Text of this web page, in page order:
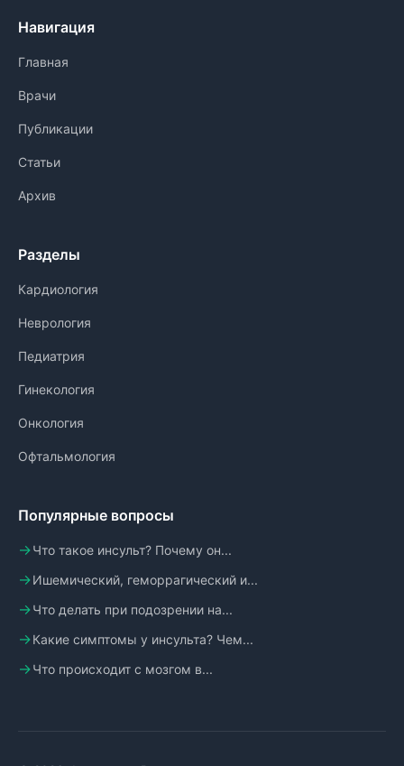
Навигация
Главная
Врачи
Публикации
Статьи
Архив
Разделы
Кардиология
Неврология
Педиатрия
Гинекология
Онкология
Офтальмология
Популярные вопросы
Что такое инсульт? Почему он...
Ишемический, геморрагический и...
Что делать при подозрении на...
Какие симптомы у инсульта? Чем...
Что происходит с мозгом в...